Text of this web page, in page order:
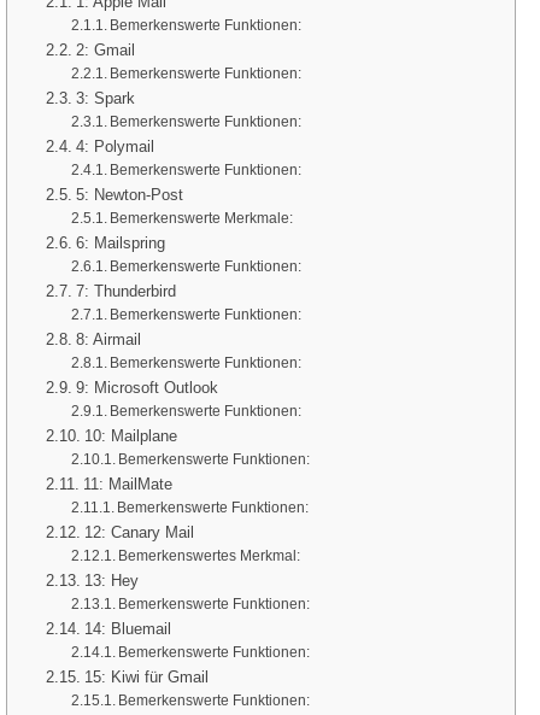
Bemerkenswerte Funktionen:
2: Gmail
Bemerkenswerte Funktionen:
3: Spark
Bemerkenswerte Funktionen:
4: Polymail
Bemerkenswerte Funktionen:
5: Newton-Post
Bemerkenswerte Merkmale:
6: Mailspring
Bemerkenswerte Funktionen:
7: Thunderbird
Bemerkenswerte Funktionen:
8: Airmail
Bemerkenswerte Funktionen:
9: Microsoft Outlook
Bemerkenswerte Funktionen:
10: Mailplane
Bemerkenswerte Funktionen:
11: MailMate
Bemerkenswerte Funktionen:
12: Canary Mail
Bemerkenswertes Merkmal:
13: Hey
Bemerkenswerte Funktionen:
14: Bluemail
Bemerkenswerte Funktionen:
15: Kiwi für Gmail
Bemerkenswerte Funktionen: